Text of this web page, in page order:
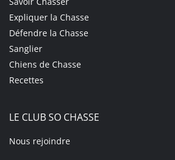
Expliquer la Chasse
Défendre la Chasse
Sanglier
Chiens de Chasse
Recettes
LE CLUB SO CHASSE
Nous rejoindre